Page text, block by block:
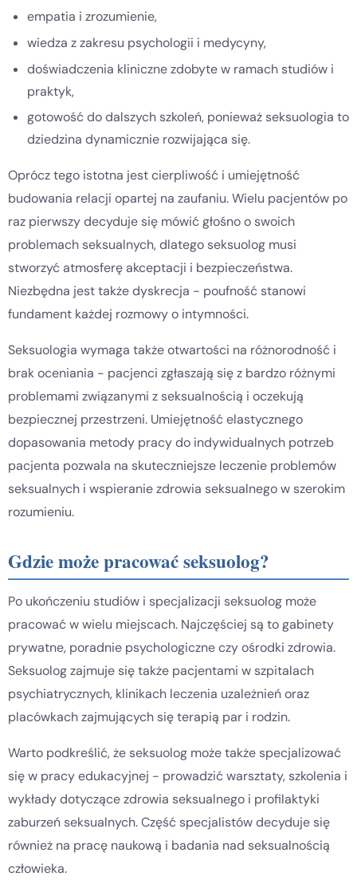
empatia i zrozumienie,
wiedza z zakresu psychologii i medycyny,
doświadczenia kliniczne zdobyte w ramach studiów i
praktyk,
gotowość do dalszych szkoleń, ponieważ seksuologia to
dziedzina dynamicznie rozwijająca się.
Oprócz tego istotna jest cierpliwość i umiejętność
budowania relacji opartej na zaufaniu. Wielu pacjentów po
raz pierwszy decyduje się mówić głośno o swoich
problemach seksualnych, dlatego seksuolog musi
stworzyć atmosferę akceptacji i bezpieczeństwa.
Niezbędna jest także dyskrecja - poufność stanowi
fundament każdej rozmowy o intymności.
Seksuologia wymaga także otwartości na różnorodność i
brak oceniania - pacjenci zgłaszają się z bardzo różnymi
problemami związanymi z seksualnością i oczekują
bezpiecznej przestrzeni. Umiejętność elastycznego
dopasowania metody pracy do indywidualnych potrzeb
pacjenta pozwala na skuteczniejsze leczenie problemów
seksualnych i wspieranie zdrowia seksualnego w szerokim
rozumieniu.
Gdzie może pracować seksuolog?
Po ukończeniu studiów i specjalizacji seksuolog może
pracować w wielu miejscach. Najczęściej są to gabinety
prywatne, poradnie psychologiczne czy ośrodki zdrowia.
Seksuolog zajmuje się także pacjentami w szpitalach
psychiatrycznych, klinikach leczenia uzależnień oraz
placówkach zajmujących się terapią par i rodzin.
Warto podkreślić, że seksuolog może także specjalizować
się w pracy edukacyjnej - prowadzić warsztaty, szkolenia i
wykłady dotyczące zdrowia seksualnego i profilaktyki
zaburzeń seksualnych. Część specjalistów decyduje się
również na pracę naukową i badania nad seksualnością
człowieka.